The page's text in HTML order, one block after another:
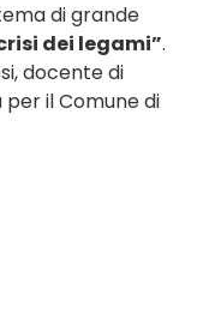
di grande
dei legami”.
docente di
per il Comune di